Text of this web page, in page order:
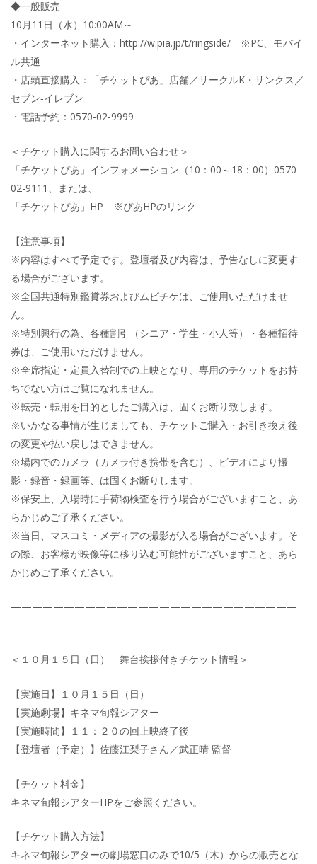
◆一般販売
10月11日（水）10:00AM～
・インターネット購入：http://w.pia.jp/t/ringside/ ※PC、モバイ
ル共通
・店頭直接購入：「チケットぴあ」店舗／サークルK・サンクス／
セブン‐イレブン
・電話予約：0570-02-9999
＜チケット購入に関するお問い合わせ＞
「チケットぴあ」インフォメーション（10：00～18：00）0570-
02-9111、または、
「チケットぴあ」HP ※ぴあHPのリンク
【注意事項】
※内容はすべて予定です。登壇者及び内容は、予告なしに変更す
る場合がございます。
※全国共通特別鑑賞券およびムビチケは、ご使用いただけませ
ん。
※特別興行の為、各種割引（シニア・学生・小人等）・各種招待
券は、ご使用いただけません。
※全席指定・定員入替制での上映となり、専用のチケットをお持
ちでない方はご覧になれません。
※転売・転用を目的としたご購入は、固くお断り致します。
※いかなる事情が生じましても、チケットご購入・お引き換え後
の変更や払い戻しはできません。
※場内でのカメラ（カメラ付き携帯を含む）、ビデオにより撮
影・録音・録画等、は固くお断りします。
※保安上、入場時に手荷物検査を行う場合がございますこと、あ
らかじめご了承ください。
※当日、マスコミ・メディアの撮影が入る場合がございます。そ
の際、お客様が映像等に移り込む可能性がございますこと、あら
かじめご了承ください。
———————————————————————————
———————–
＜１０月１５日（日） 舞台挨拶付きチケット情報＞
【実施日】１０月１５日（日）
【実施劇場】キネマ旬報シアター
【実施時間】１１：２０の回上映終了後
【登壇者（予定）】佐藤江梨子さん／武正晴 監督
【チケット料金】
キネマ旬報シアターHPをご参照ください。
【チケット購入方法】
キネマ旬報シアターの劇場窓口のみで10/5（木）からの販売とな